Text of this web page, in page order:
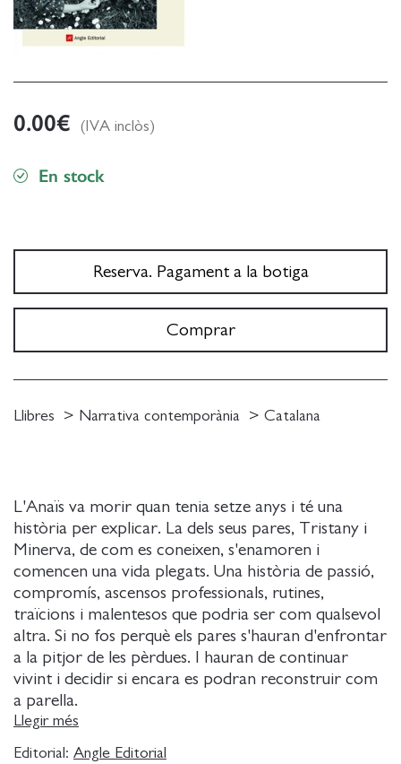
L'Anaïs va morir quan tenia setze anys i té una
història per explicar. La dels seus pares, Tristany i
Minerva, de com es coneixen, s'enamoren i
comencen una vida plegats. Una història de passió,
compromís, ascensos professionals, rutines,
traïcions i malentesos que podria ser com qualsevol
altra. Si no fos perquè els pares s'hauran d'enfrontar
a la pitjor de les pèrdues. I hauran de continuar
vivint i decidir si encara es podran reconstruir com
a parella.
Xavier Aliaga ha escrit una novel-la íntima i
Llegir més
Editorial: Angle Editorial
0.00€ (IVA inclòs)
En stock
Reserva. Pagament a la botiga
Comprar
Llibres Narrativa contemporània Catalana